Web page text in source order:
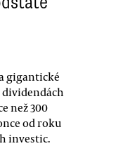
gigantické
než 300
od roku
investic.